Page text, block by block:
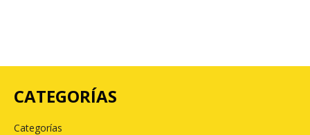
CATEGORÍAS
Categorías